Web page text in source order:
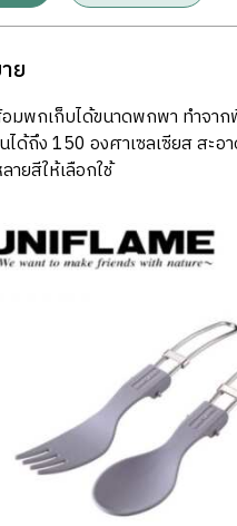
ย
มพกเก็บได้ขนาดพกพา ทำจา
ได้ถึง 150 องศาเซลเซียส สะอ
ายสีให้เลือกใช้